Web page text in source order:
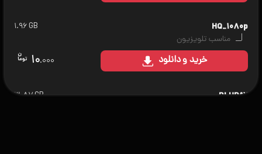
HQ_۱۰۸۰p
مناسب تلویزیون
۱.۹۶ GB
خریدو دانلود ۱۰.۰۰۰
BLURAY
۳.۸۷ GB